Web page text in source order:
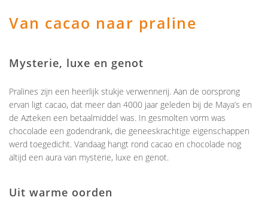
Van cacao naar praline
Mysterie, luxe en genot
Pralines zijn een heerlijk stukje verwennerij. Aan de oorsprong
ervan ligt cacao, dat meer dan 4000 jaar geleden bij de Maya’s en
de Azteken een betaalmiddel was. In gesmolten vorm was
chocolade een godendrank, die geneeskrachtige eigenschappen
werd toegedicht. Vandaag hangt rond cacao en chocolade nog
altijd een aura van mysterie, luxe en genot.
Uit warme oorden